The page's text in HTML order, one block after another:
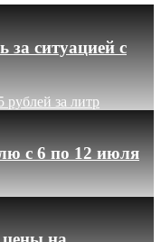
ситуацией с
рублей за литр
с 6 по 12 июля